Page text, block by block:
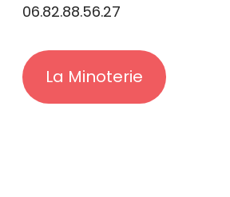
06.82.88.56.27
La Minoterie